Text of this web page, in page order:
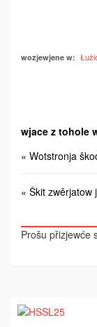
wozjewjene w:
wjace z tohole
« Wotstronja
« Škit zwěrjatow
Prošu přizjewće